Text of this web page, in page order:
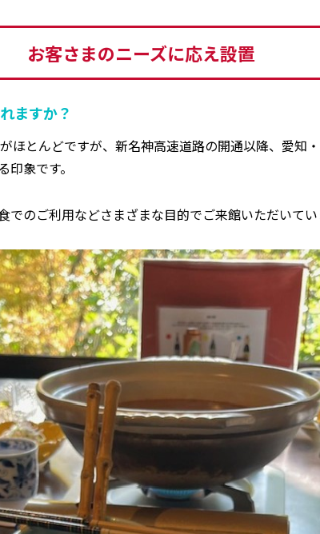
お客さまのニーズに応え設置
ますか？
ほとんどですが、新名神高速道路の開通以降、愛知
象です。
でのご利用などさまざまな目的でご来館いただいて